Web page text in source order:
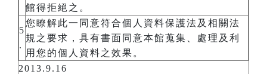
館得拒絕之。
5
.
您瞭解此一同意符合個人資料保護法及相關法
規之要求，具有書面同意本館蒐集、處理及利
用您的個人資料之效果。
2013.9.16